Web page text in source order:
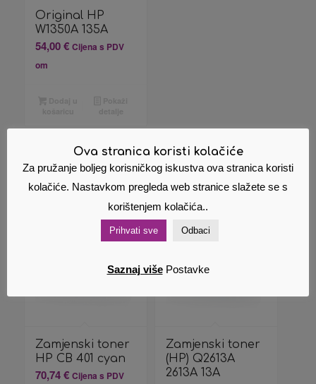
Original HP
W1350A 135A
54,00€ Cijena s PDV
om
Povezani proizvodi
Zamjenski toner
HP CB 401 cyan
70,74€ Cijena s PDV
Zamjenski toner
(HP) Q2613A
2613A 13A
Ova stranica koristi kolačiće
Za pružanje boljeg korisničkog iskustva ova stranica koristi
kolačiće. Nastavkom pregleda web stranice slažete se s
korištenjem kolačića..
Prihvati sve Odbaci
Saznaj više Postavke